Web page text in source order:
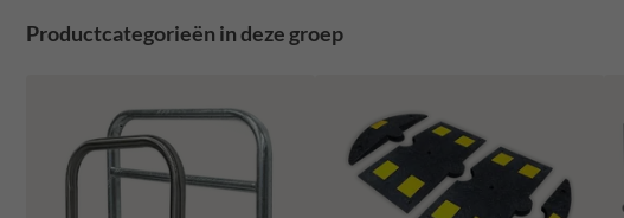
Productcategorieën in deze groep